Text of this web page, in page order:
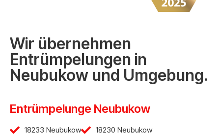
Wir übernehmen
Entrümpelungen in
Neubukow und Umgebung.
Entrümpelunge Neubukow
18233 Neubukow
18230 Neubukow